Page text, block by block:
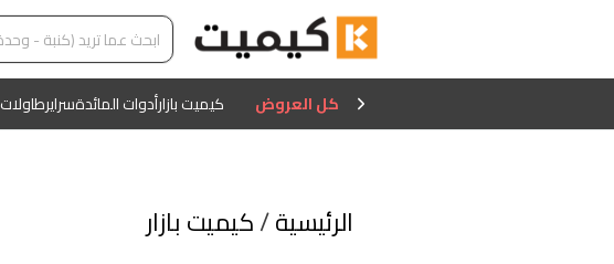
كل العروض كيميت بازارأدوات المائدةسرايرطاولات
الرئيسية/كيميت بازار